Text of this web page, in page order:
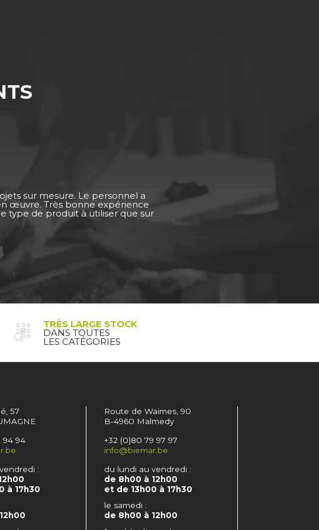
sur mesure. Le personnel a
œuvre. Très bonne expérience
type de produit à utiliser que sur
TRÈS LARGE STOCK
DANS TOUTES
LES CATÉGORIES
57
94 94
:
à 17h30
Route de Waimes, 90
B-4960 Malmedy
+32 (0)80 79 97 97
info@biemar.be
du lundi au vendredi :
de 8h00 à 12h00
et de 13h00 à 17h30
le samedi :
de 8h00 à 12h00